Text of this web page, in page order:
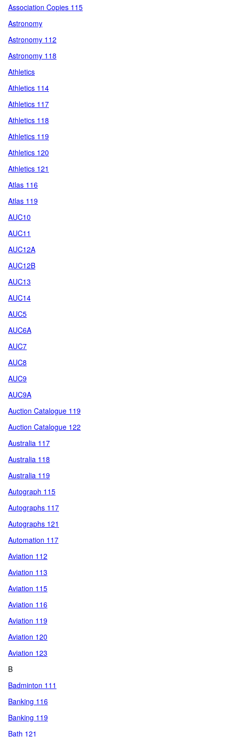
Association Copies 115
Astronomy
Astronomy 112
Astronomy 118
Athletics
Athletics 114
Athletics 117
Athletics 118
Athletics 119
Athletics 120
Athletics 121
Atlas 116
Atlas 119
AUC10
AUC11
AUC12A
AUC12B
AUC13
AUC14
AUC5
AUC6A
AUC7
AUC8
AUC9
AUC9A
Auction Catalogue 119
Auction Catalogue 122
Australia 117
Australia 118
Australia 119
Autograph 115
Autographs 117
Autographs 121
Automation 117
Aviation 112
Aviation 113
Aviation 115
Aviation 116
Aviation 119
Aviation 120
Aviation 123
B
Badminton 111
Banking 116
Banking 119
Bath 121